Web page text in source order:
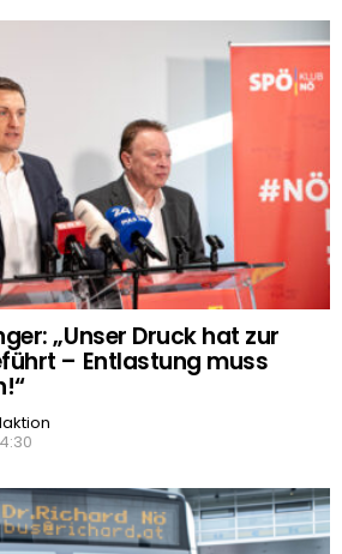
„Unser Druck hat zur
– Entlastung muss